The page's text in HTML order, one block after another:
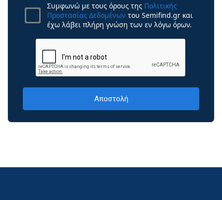
Συμφωνώ με τους όρους της Πολιτικής
Προστασίας Δεδομένων του Semifind.gr και
έχω λάβει πλήρη γνώση των εν λόγω όρων.